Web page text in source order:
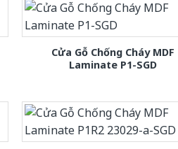
Cửa Gỗ Chống Cháy MDF
Laminate P1-SGD